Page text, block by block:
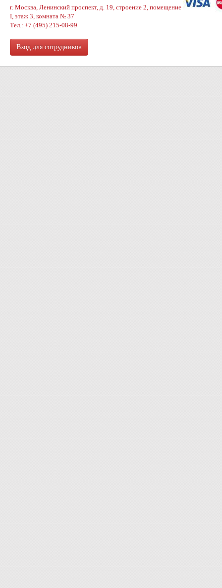
г. Москва, Ленинский проспект, д. 19, строение 2, помещение
I, этаж 3, комната № 37
Тел.: +7 (495) 215-08-99
Вход для сотрудников